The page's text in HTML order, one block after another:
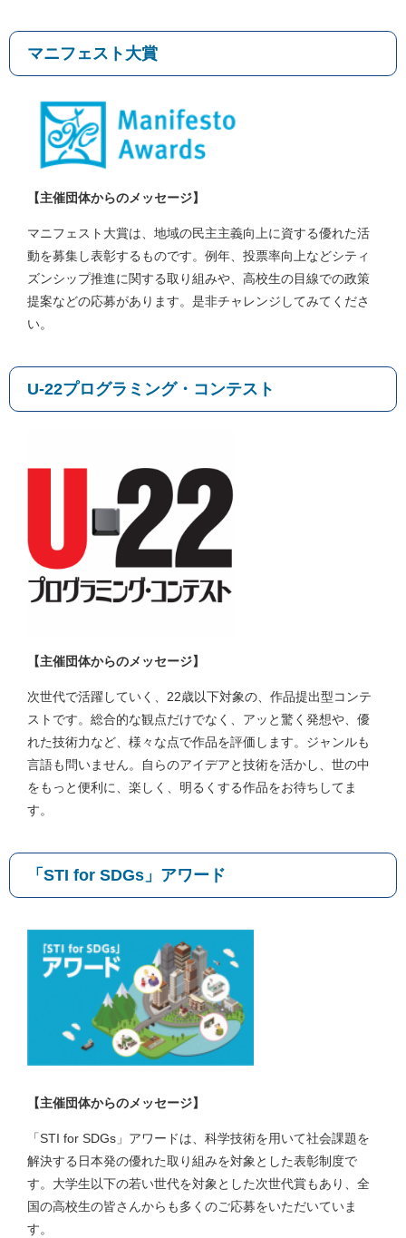
マニフェスト大賞
【主催団体からのメッセージ】
マニフェスト大賞は、地域の民主主義向上に資する優れた活
動を募集し表彰するものです。例年、投票率向上などシティ
ズンシップ推進に関する取り組みや、高校生の目線での政策
提案などの応募があります。是非チャレンジしてみてくださ
い。
U-22プログラミング・コンテスト
【主催団体からのメッセージ】
次世代で活躍していく、22歳以下対象の、作品提出型コンテ
ストです。総合的な観点だけでなく、アッと驚く発想や、優
れた技術力など、様々な点で作品を評価します。ジャンルも
言語も問いません。自らのアイデアと技術を活かし、世の中
をもっと便利に、楽しく、明るくする作品をお待ちしてま
す。
「STI for SDGs」アワード
【主催団体からのメッセージ】
「STI for SDGs」アワードは、科学技術を用いて社会課題を
解決する日本発の優れた取り組みを対象とした表彰制度で
す。大学生以下の若い世代を対象とした次世代賞もあり、全
国の高校生の皆さんからも多くのご応募をいただいていま
す。